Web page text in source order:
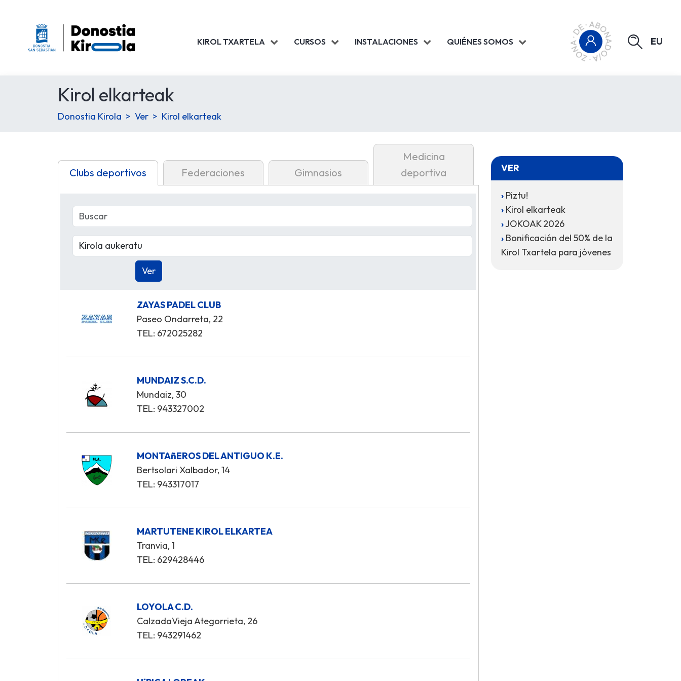
KIROL TXARTELA CURSOS INSTALACIONES QUIÉNES SOMOS EU
Kirol elkarteak
Donostia Kirola Ver Kirol elkarteak
Clubs deportivos Federaciones Gimnasios
Medicina
deportiva
ZAYAS PADEL CLUB
Paseo Ondarreta, 22
TEL: 672025282
MUNDAIZ S.C.D.
Mundaiz, 30
TEL: 943327002
MONTAñEROS DEL ANTIGUO K.E.
Bertsolari Xalbador, 14
TEL: 943317017
MARTUTENE KIROL ELKARTEA
Tranvia, 1
TEL: 629428446
LOYOLA C.D.
CalzadaVieja Ategorrieta, 26
TEL: 943291462
VER
Piztu!
Kirol elkarteak
JOKOAK 2026
Bonificación del 50% de la
Kirol Txartela para jóvenes